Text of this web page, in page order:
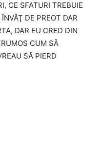
CE SFATURI TREBUIE
DE PREOT DAR
DAR EU CRED DIN
CUM SĂ
SĂ PIERD